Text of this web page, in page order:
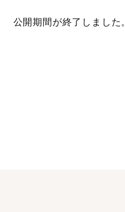
公開期間が終了しました。